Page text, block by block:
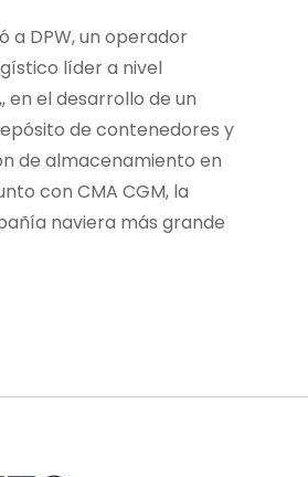
a DPW, un operador
líder a nivel
en el desarrollo de un
de contenedores y
de almacenamiento en
con CMA CGM, la
naviera más grande